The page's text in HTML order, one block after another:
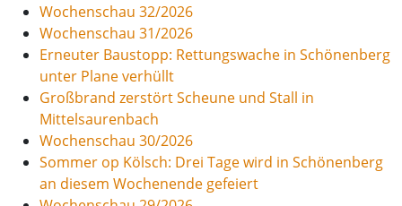
Wochenschau 32/2026
Wochenschau 31/2026
Erneuter Baustopp: Rettungswache in Schönenberg
unter Plane verhüllt
Großbrand zerstört Scheune und Stall in
Mittelsaurenbach
Wochenschau 30/2026
Sommer op Kölsch: Drei Tage wird in Schönenberg
an diesem Wochenende gefeiert